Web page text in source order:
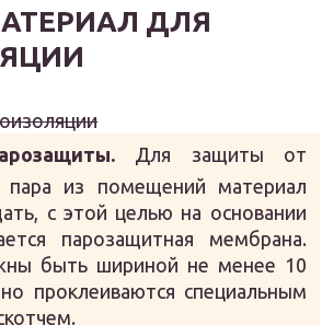
ДЛЯ
Для защиты от
пара из помещений материал
с этой целью на основании
парозащитная мембрана.
быть шириной не менее 10
проклеиваются специальным